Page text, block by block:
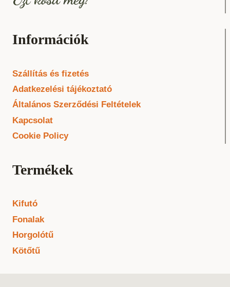
Információk
Szállítás és fizetés
Adatkezelési tájékoztató
Általános Szerződési Feltételek
Kapcsolat
Cookie Policy
Termékek
Kifutó
Fonalak
Horgolótű
Kötőtű